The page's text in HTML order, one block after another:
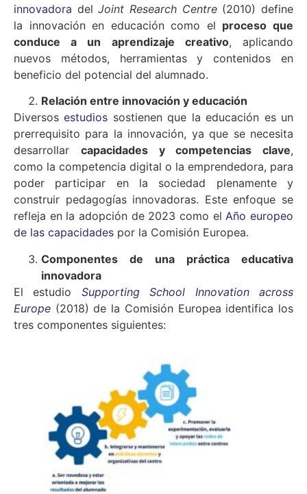
innovadora delJoint Research Centre (2010) define
la innovación en educación como el proceso que
conduce a un aprendizaje creativo, aplicando
nuevos métodos, herramientas y contenidos en
beneficio del potencial del alumnado.
Relación entre innovación y educación
Diversosestudios sostienen que la educación es un
prerrequisito para la innovación, ya que se necesita
desarrollar capacidades y competencias clave,
como la competencia digital o la emprendedora, para
poder participar en la sociedad plenamente y
construir pedagogías innovadoras. Este enfoque se
refleja en la adopción de 2023 como elAño europeo
de las capacidades por la Comisión Europea.
Componentes de una práctica educativa
innovadora
El estudio Supporting School Innovation across
Europe (2018) de la Comisión Europea identifica los
tres componentes siguientes: